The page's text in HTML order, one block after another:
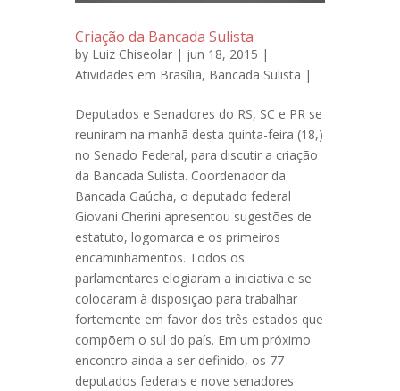
Criação da Bancada Sulista
by Luiz Chiseolar | jun 18, 2015 |
Atividades em Brasília, Bancada Sulista |
Deputados e Senadores do RS, SC e PR se
reuniram na manhã desta quinta-feira (18,)
no Senado Federal, para discutir a criação
da Bancada Sulista. Coordenador da
Bancada Gaúcha, o deputado federal
Giovani Cherini apresentou sugestões de
estatuto, logomarca e os primeiros
encaminhamentos. Todos os
parlamentares elogiaram a iniciativa e se
colocaram à disposição para trabalhar
fortemente em favor dos três estados que
compõem o sul do país. Em um próximo
encontro ainda a ser definido, os 77
deputados federais e nove senadores